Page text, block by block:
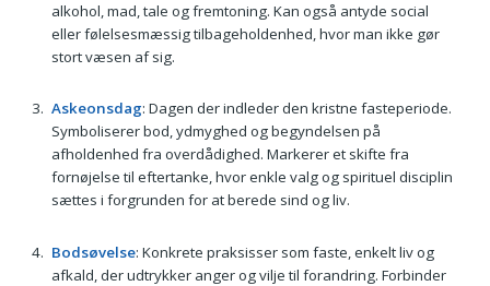
alkohol, mad, tale og fremtoning. Kan også antyde social
eller følelsesmæssig tilbageholdenhed, hvor man ikke gør
stort væsen af sig.
Askeonsdag: Dagen der indleder den kristne fasteperiode.
Symboliserer bod, ydmyghed og begyndelsen på
afholdenhed fra overdådighed. Marker­er et skifte fra
fornøjelse til eftertanke, hvor enkle valg og spirituel disciplin
sættes i forgrunden for at berede sind og liv.
Bodsøvelse: Konkrete praksisser som faste, enkelt liv og
afkald, der udtrykker anger og vilje til forandring. Forbinder